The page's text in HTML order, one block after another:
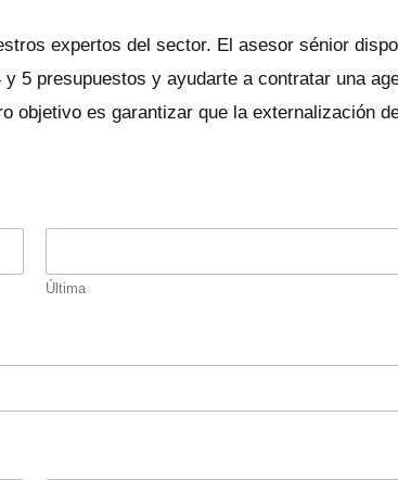
expertos del sector. El asesor sénior
5 presupuestos y ayudarte a contratar una
objetivo es garantizar que la externalización
Última